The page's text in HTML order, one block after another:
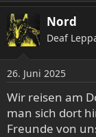
a
k
t
n
e
n
:
Nord
Deaf
26. Juni 2025
Wir reisen am
man sich dort
Freunde von